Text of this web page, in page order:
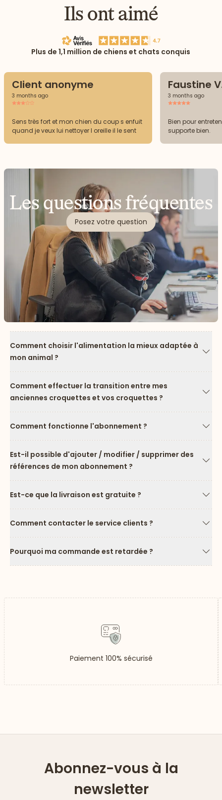
Ils ont aimé
Plus de 1,1 million de chiens et chats conquis
Client anonyme
3 months ago
Sens très fort et mon chien du coup s enfuit
quand je veux lui nettoyer l oreille il le sent
Faustine
3 months ago
Bien pour
supporte bien.
Les questions fréquentes
Posez votre question
Comment choisir l'alimentation la mieux adaptée à
mon animal ?
Comment effectuer la transition entre mes
anciennes croquettes et vos croquettes ?
Comment fonctionne l'abonnement ?
Est-il possible d'ajouter / modifier / supprimer des
références de mon abonnement ?
Est-ce que la livraison est gratuite ?
Comment contacter le service clients ?
Pourquoi ma commande est retardée ?
Paiement 100% sécurisé
Abonnez-vous à la
newsletter